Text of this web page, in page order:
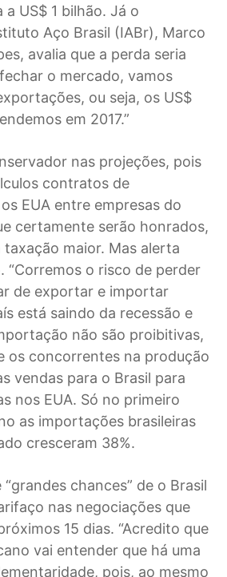
US$ 1 bilhão. Já o
Aço Brasil (IABr), Marco
avalia que a perda seria
o mercado, vamos
ou seja, os US$
em 2017.”
nas projeções, pois
contratos de
EUA entre empresas do
certamente serão honrados,
maior. Mas alerta
“Corremos o risco de perder
de exportar e importar
está saindo da recessão e
não são proibitivas,
os concorrentes na produção
vendas para o Brasil para
nos EUA. Só no primeiro
as importações brasileiras
cresceram 38%.
chances” de o Brasil
nas negociações que
15 dias. “Acredito que
vai entender que há uma
pois, ao mesmo